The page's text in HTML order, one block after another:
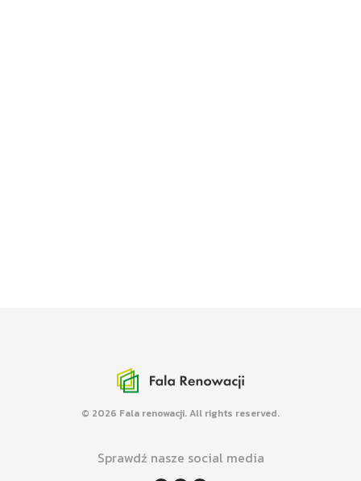
budynków różnych typów.
© 2026 Fala renowacji. All rights reserved.
Sprawdź nasze social media